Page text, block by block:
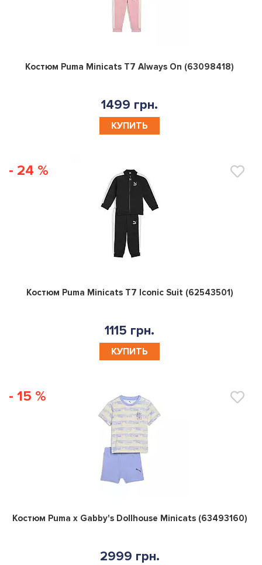
0
Костюм Puma Minicats T7 Always On (63098418)
1499 грн.
КУПИТЬ
- 24 %
0
Костюм Puma Minicats T7 Iconic Suit (62543501)
1115 грн.
КУПИТЬ
- 15 %
0
Костюм Puma x Gabby's Dollhouse Minicats (63493160)
2999 грн.